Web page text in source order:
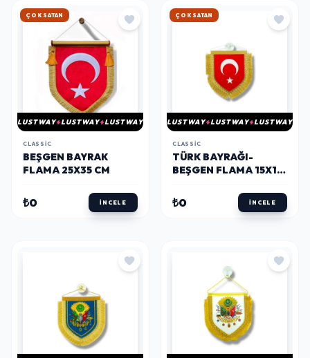
HIZLI KARGO
LUSTWAY LUSTWAY LUSTWAY
CLASSIC
BEŞGEN BAYRAK
FLAMA 25X35 CM
₺0 İNCELE
HIZLI KARGO
LUSTWAY LUSTWAY LUSTWAY
CLASSIC
TÜRK BAYRAĞI-
BEŞGEN FLAMA 15X16
₺0 İNCELE